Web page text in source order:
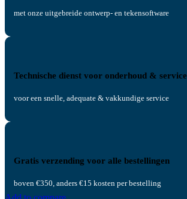
met onze uitgebreide ontwerp- en tekensoftware
Technische dienst voor onderhoud & service
voor een snelle, adequate & vakkundige service
Gratis verzending voor alle bestellingen
boven €350, anders €15 kosten per bestelling